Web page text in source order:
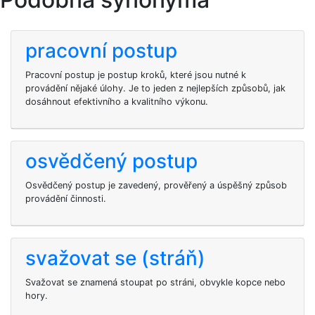
pracovní postup
Pracovní postup je postup kroků, které jsou nutné k
provádění nějaké úlohy. Je to jeden z nejlepších způsobů, jak
dosáhnout efektivního a kvalitního výkonu.
osvědčený postup
Osvědčený postup je zavedený, prověřený a úspěšný způsob
provádění činnosti.
svažovat se (stráň)
Svažovat se znamená stoupat po stráni, obvykle kopce nebo
hory.